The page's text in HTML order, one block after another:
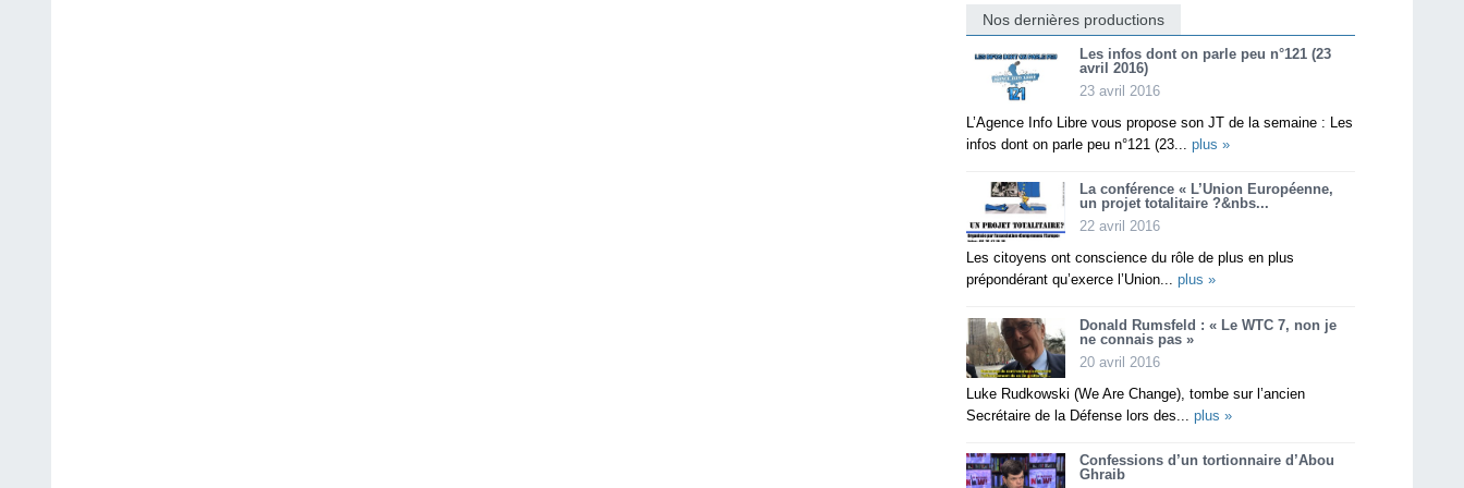
Nos dernières productions
Les infos dont on parle peu n°121 (23
avril 2016)
23 avril 2016
L’Agence Info Libre vous propose son JT de la semaine : Les
infos dont on parle peu n°121 (23... plus »
La conférence « L’Union Européenne,
un projet totalitaire ?&nbs...
22 avril 2016
Les citoyens ont conscience du rôle de plus en plus
prépondérant qu’exerce l’Union... plus »
Donald Rumsfeld : « Le WTC 7, non je
ne connais pas »
20 avril 2016
Luke Rudkowski (We Are Change), tombe sur l’ancien
Secrétaire de la Défense lors des... plus »
Confessions d’un tortionnaire d’Abou
Ghraib